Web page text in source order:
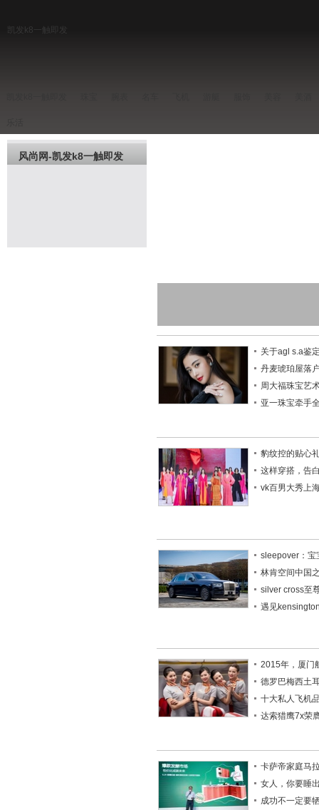
凯发k8一触即发
风尚网-凯发k8一触即发
关于agl s.a鉴
丹麦琥珀屋落
周大福珠宝艺
亚一珠宝牵手
豹纹控的贴心
这样穿搭，告
vk百男大秀上
sleepover：宝
林肯空间中国
silver cross至
遇见
2015年，厦门
德罗巴梅西土
十大私人飞机
达索猎鹰7x荣
卡萨帝家庭马
女人，你要睡
成功不一定要